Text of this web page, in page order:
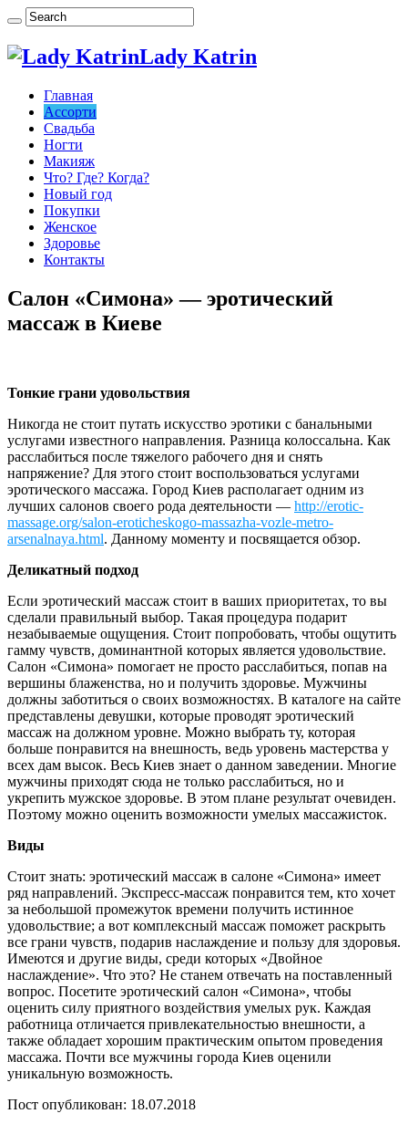
Lady Katrin
Главная
Ассорти
Свадьба
Ногти
Макияж
Что? Где? Когда?
Новый год
Покупки
Женское
Здоровье
Контакты
Салон «Симона» — эротический
массаж в Киеве
Тонкие грани удовольствия
Никогда не стоит путать искусство эротики с банальными
услугами известного направления. Разница колоссальна. Как
расслабиться после тяжелого рабочего дня и снять
напряжение? Для этого стоит воспользоваться услугами
эротического массажа. Город Киев располагает одним из
лучших салонов своего рода деятельности — http://erotic-
massage.org/salon-eroticheskogo-massazha-vozle-metro-
arsenalnaya.html. Данному моменту и посвящается обзор.
Деликатный подход
Если эротический массаж стоит в ваших приоритетах, то вы
сделали правильный выбор. Такая процедура подарит
незабываемые ощущения. Стоит попробовать, чтобы ощутить
гамму чувств, доминантной которых является удовольствие.
Салон «Симона» помогает не просто расслабиться, попав на
вершины блаженства, но и получить здоровье. Мужчины
должны заботиться о своих возможностях. В каталоге на сайте
представлены девушки, которые проводят эротический
массаж на должном уровне. Можно выбрать ту, которая
больше понравится на внешность, ведь уровень мастерства у
всех дам высок. Весь Киев знает о данном заведении. Многие
мужчины приходят сюда не только расслабиться, но и
укрепить мужское здоровье. В этом плане результат очевиден.
Поэтому можно оценить возможности умелых массажисток.
Виды
Стоит знать: эротический массаж в салоне «Симона» имеет
ряд направлений. Экспресс-массаж понравится тем, кто хочет
за небольшой промежуток времени получить истинное
удовольствие; а вот комплексный массаж поможет раскрыть
все грани чувств, подарив наслаждение и пользу для здоровья.
Имеются и другие виды, среди которых «Двойное
наслаждение». Что это? Не станем отвечать на поставленный
вопрос. Посетите эротический салон «Симона», чтобы
оценить силу приятного воздействия умелых рук. Каждая
работница отличается привлекательностью внешности, а
также обладает хорошим практическим опытом проведения
массажа. Почти все мужчины города Киев оценили
уникальную возможность.
Пост опубликован: 18.07.2018